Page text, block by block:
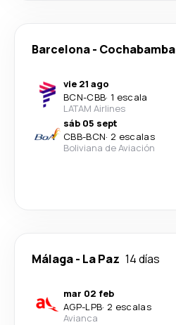
Barcelona- Cochabamba
vie 21 ago
BCN-CBB· 1 escala
LATAM Airlines
sáb 05 sept
CBB-BCN· 2 escalas
Boliviana de Aviación
Málaga- La Paz 14 días
mar 02 feb
AGP-LPB· 2 escalas
Avianca